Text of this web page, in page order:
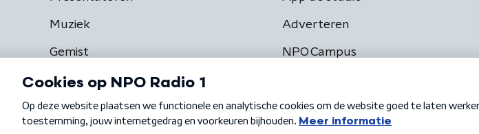
Muziek
Gemist
Adverteren
NPO Campus
Algemene voorwaarden Privacybeleid